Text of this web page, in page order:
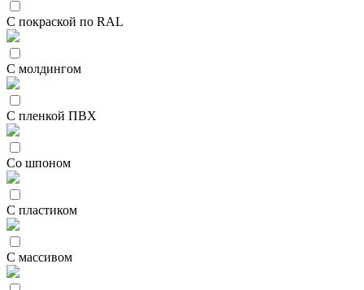
С покраской по RAL
С молдингом
С пленкой ПВХ
Со шпоном
С пластиком
С массивом